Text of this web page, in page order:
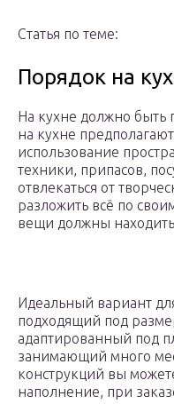
Статья по теме:
Порядок на
На кухне должно быть
на кухне
использование
техники, припасов,
отвлекаться от
разложить всё по
вещи должны
Идеальный вариант
подходящий под
адаптированный под
занимающий много
конструкций вы
наполнение, при